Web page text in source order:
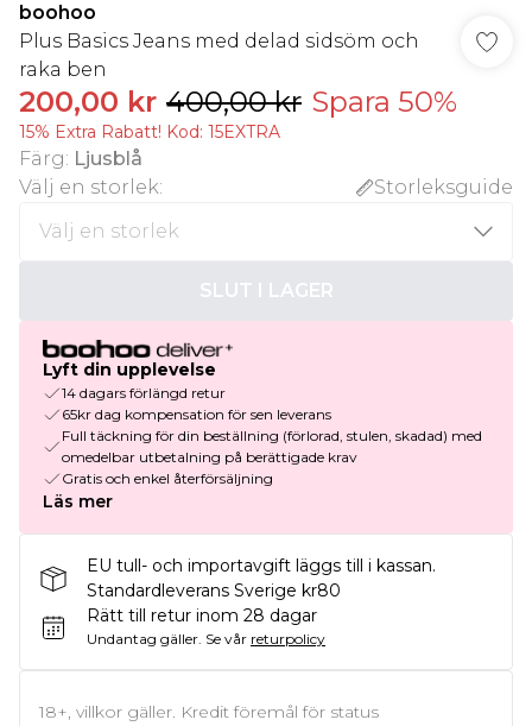
boohoo
Plus Basics Jeans med delad sidsöm och
raka ben
200,00 kr 400,00 kr Spara 50%
15% Extra Rabatt! Kod: 15EXTRA
Färg: Ljusblå
Välj en storlek: Storleksguide
SLUT I LAGER
Lyft din upplevelse
14 dagars förlängd retur
65kr dag kompensation för sen leverans
Full täckning för din beställning (förlorad, stulen, skadad) med
omedelbar utbetalning på berättigade krav
Gratis och enkel återförsäljning
Läs mer
EU tull- och importavgift läggs till i kassan.
Standardleverans Sverige kr80
Rätt till retur inom 28 dagar
Undantag gäller. Se vår returpolicy
18+, villkor gäller. Kredit föremål för status